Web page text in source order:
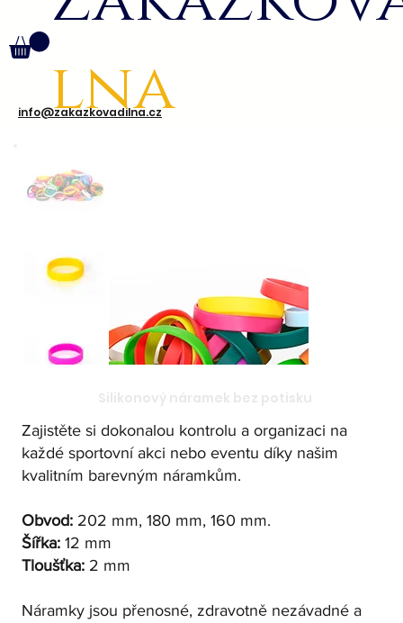
info@zakazkovadilna.cz
lna
Zajistěte si dokonalou kontrolu a organizaci na
každé sportovní akci nebo eventu díky našim
kvalitním barevným náramkům.
Obvod: 202 mm, 180 mm, 160 mm.
Šířka: 12 mm
Tloušťka: 2 mm
Náramky jsou přenosné, zdravotně nezávadné a